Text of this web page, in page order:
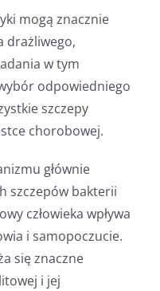
mogą znacznie
drażliwego,
w tym
odpowiedniego
szczepy
chorobowej.
głównie
szczepów bakterii
człowieka wpływa
i samopoczucie.
się znaczne
i jej